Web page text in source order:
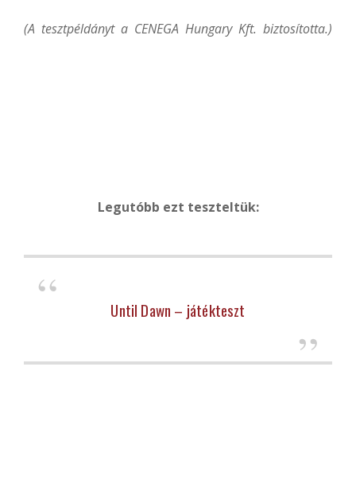
(A tesztpéldányt a CENEGA Hungary Kft. biztosította.)
Legutóbb ezt teszteltük:
Until Dawn – játékteszt